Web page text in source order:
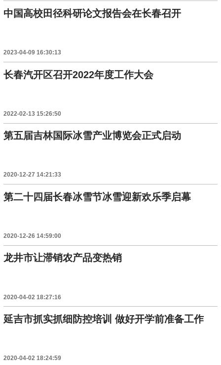
中国高校田径科研论文报告会在长春召开
2023-04-09 16:30:13
长春汽开区召开2022年度工作大会
2022-02-13 15:26:50
第五届吉林国际冰雪产业博览会正式启动
2020-12-27 14:21:33
第二十四届长春冰雪节冰雪迎新欢乐季启幕
2020-12-26 14:59:00
龙井市让滞销农产品变热销
2020-04-02 18:27:16
延吉市抓实抓细防控培训 做好开学前准备工作
2020-04-02 18:24:59